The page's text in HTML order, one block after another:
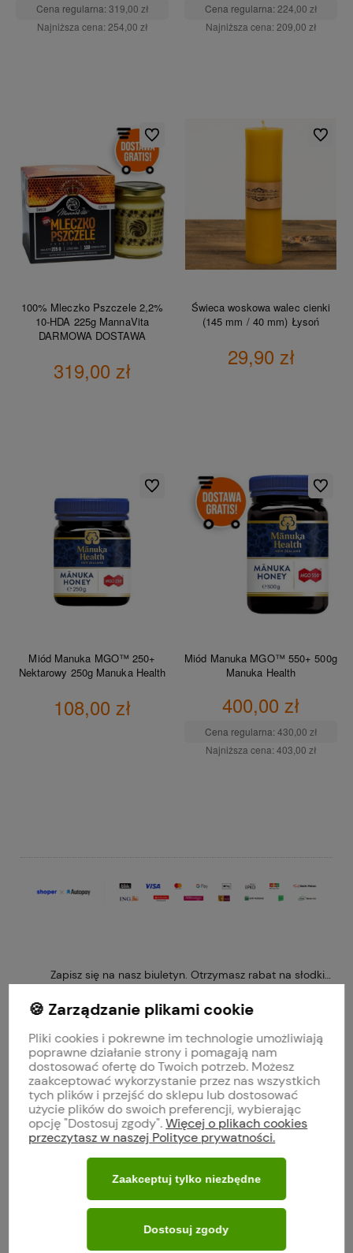
Cena regularna: 319,00 zł
Najniższa cena: 254,00 zł
Cena regularna: 224,00 zł
Najniższa cena: 209,00 zł
100% Mleczko Pszczele 2,2%
10-HDA 225g MannaVita
DARMOWA DOSTAWA
319,00 zł
Do ulubionych
Świeca woskowa walec cienki
(145 mm / 40 mm) Łysoń
29,90 zł
Do
Miód Manuka MGO™ 250+
Nektarowy 250g Manuka Health
108,00 zł
Do ulubionych
Miód Manuka MGO™ 550+ 500g
Manuka Health
400,00 zł
Cena regularna: 430,00 zł
Najniższa cena: 403,00 zł
Do
Zapisz się na nasz biuletyn. Otrzymasz rabat na słodkie
polityce prywatności
Obserwuj nas na
MOJE KONTO
🍪 Zarządzanie plikami cookie
Pliki cookies i pokrewne im technologie umożliwiają
poprawne działanie strony i pomagają nam
dostosować ofertę do Twoich potrzeb. Możesz
zaakceptować wykorzystanie przez nas wszystkich
tych plików i przejść do sklepu lub dostosować
użycie plików do swoich preferencji, wybierając
opcję "Dostosuj zgody". Więcej o plikach cookies
przeczytasz w naszej Polityce prywatności.
Zaakceptuj tylko niezbędne
Dostosuj zgody